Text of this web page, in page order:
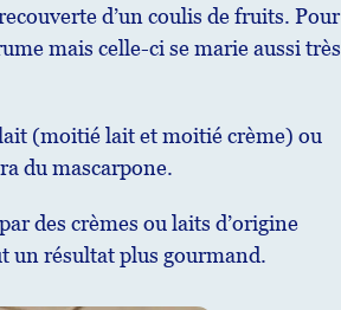
d’un coulis de fruits. Pour
mais celle-ci se marie aussi très
(moitié lait et moitié crème) ou
du mascarpone.
des crèmes ou laits d’origine
un résultat plus gourmand.